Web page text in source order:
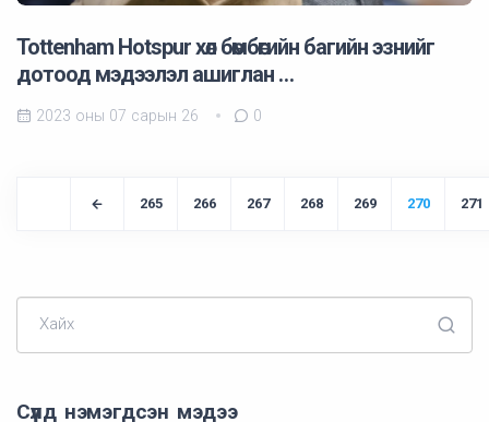
Tottenham Hotspur хөл бөмбөгийн багийн эзнийг
дотоод мэдээлэл ашиглан …
2023 оны 07 сарын 26 0
265 266 267 268 269 270 271
Хайх
Сүүлд нэмэгдсэн мэдээ